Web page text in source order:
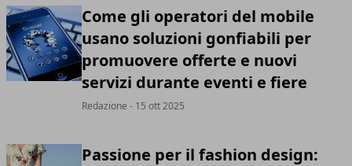
Come gli operatori del mobile
usano soluzioni gonfiabili per
promuovere offerte e nuovi
servizi durante eventi e fiere
Redazione - 15 ott 2025
Passione per il fashion design: